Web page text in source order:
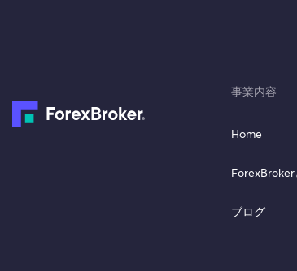
事業内容
Home
ForexBroker
ブログ